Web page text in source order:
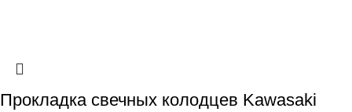
Прокладка свечных колодцев Kawasaki